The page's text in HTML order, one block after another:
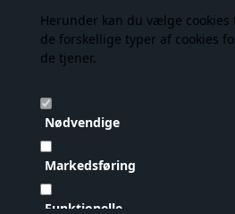
Herunder kan du vælge
de forskellige typer af cookies
de tjener.
Nødvendige
Markedsføring
Funktionelle
følgende produkter